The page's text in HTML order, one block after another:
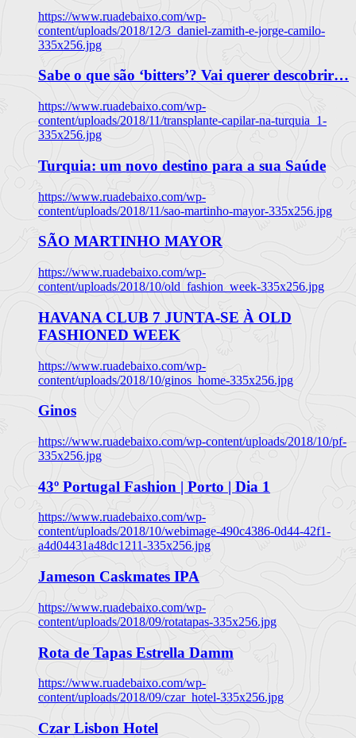
https://www.ruadebaixo.com/wp-
content/uploads/2018/12/3_daniel-zamith-e-jorge-camilo-
335x256.jpg
Sabe o que são ‘bitters’? Vai querer descobrir…
https://www.ruadebaixo.com/wp-
content/uploads/2018/11/transplante-capilar-na-turquia_1-
335x256.jpg
Turquia: um novo destino para a sua Saúde
https://www.ruadebaixo.com/wp-
content/uploads/2018/11/sao-martinho-mayor-335x256.jpg
SÃO MARTINHO MAYOR
https://www.ruadebaixo.com/wp-
content/uploads/2018/10/old_fashion_week-335x256.jpg
HAVANA CLUB 7 JUNTA-SE À OLD
FASHIONED WEEK
https://www.ruadebaixo.com/wp-
content/uploads/2018/10/ginos_home-335x256.jpg
Ginos
https://www.ruadebaixo.com/wp-content/uploads/2018/10/pf-
335x256.jpg
43º Portugal Fashion | Porto | Dia 1
https://www.ruadebaixo.com/wp-
content/uploads/2018/10/webimage-490c4386-0d44-42f1-
a4d04431a48dc1211-335x256.jpg
Jameson Caskmates IPA
https://www.ruadebaixo.com/wp-
content/uploads/2018/09/rotatapas-335x256.jpg
Rota de Tapas Estrella Damm
https://www.ruadebaixo.com/wp-
content/uploads/2018/09/czar_hotel-335x256.jpg
Czar Lisbon Hotel